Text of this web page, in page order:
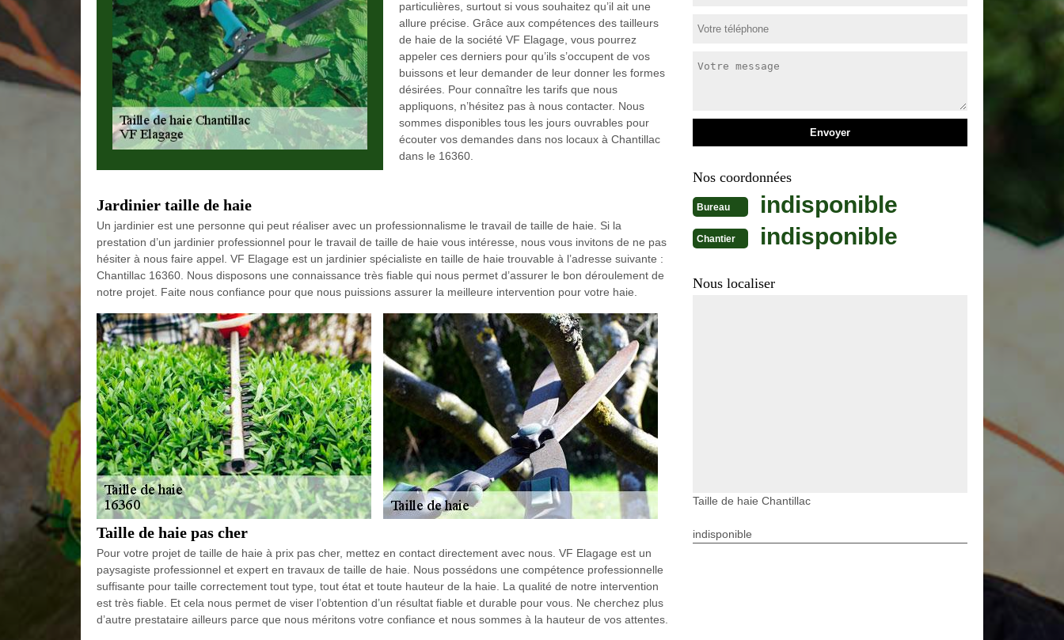
particulières, surtout si vous souhaitez qu’il ait une
allure précise. Grâce aux compétences des tailleurs
de haie de la société VF Elagage, vous pourrez
appeler ces derniers pour qu’ils s’occupent de vos
buissons et leur demander de leur donner les formes
désirées. Pour connaître les tarifs que nous
appliquons, n’hésitez pas à nous contacter. Nous
sommes disponibles tous les jours ouvrables pour
écouter vos demandes dans nos locaux à Chantillac
dans le 16360.
Jardinier taille de haie
Un jardinier est une personne qui peut réaliser avec un professionnalisme le travail de taille de haie. Si la
prestation d’un jardinier professionnel pour le travail de taille de haie vous intéresse, nous vous invitons de ne pas
hésiter à nous faire appel. VF Elagage est un jardinier spécialiste en taille de haie trouvable à l’adresse suivante :
Chantillac 16360. Nous disposons une connaissance très fiable qui nous permet d’assurer le bon déroulement de
notre projet. Faite nous confiance pour que nous puissions assurer la meilleure intervention pour votre haie.
Taille de haie pas cher
Pour votre projet de taille de haie à prix pas cher, mettez en contact directement avec nous. VF Elagage est un
paysagiste professionnel et expert en travaux de taille de haie. Nous possédons une compétence professionnelle
suffisante pour taille correctement tout type, tout état et toute hauteur de la haie. La qualité de notre intervention
est très fiable. Et cela nous permet de viser l’obtention d’un résultat fiable et durable pour vous. Ne cherchez plus
d’autre prestataire ailleurs parce que nous méritons votre confiance et nous sommes à la hauteur de vos attentes.
Nos coordonnées
Bureau indisponible
Chantier indisponible
Nous localiser
Taille de haie Chantillac
indisponible